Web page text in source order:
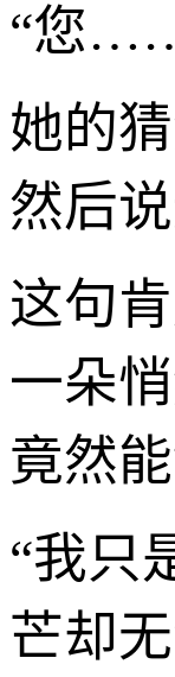
“您
她的
然后
这句
一朵
竟然
“我只
芒却